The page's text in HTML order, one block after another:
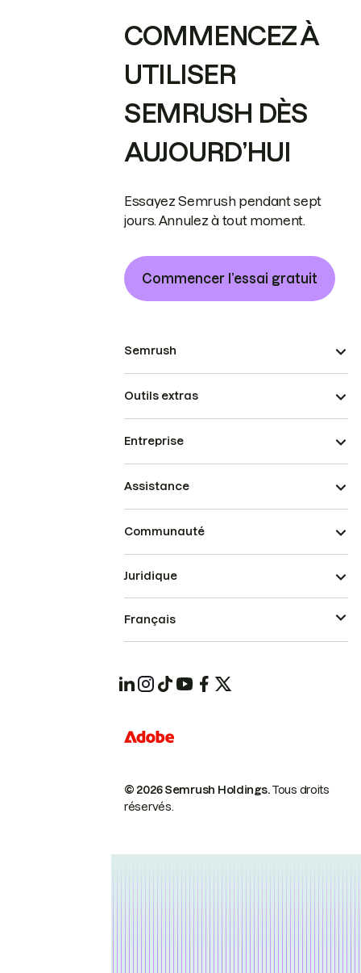
COMMENCEZ À
UTILISER
SEMRUSH DÈS
AUJOURD’HUI
Essayez Semrush pendant sept
jours. Annulez à tout moment.
Commencer l’essai gratuit
Semrush
Outils extras
Entreprise
Assistance
Communauté
© 2026 Semrush Holdings.Tous droits
réservés.
Juridique
Français